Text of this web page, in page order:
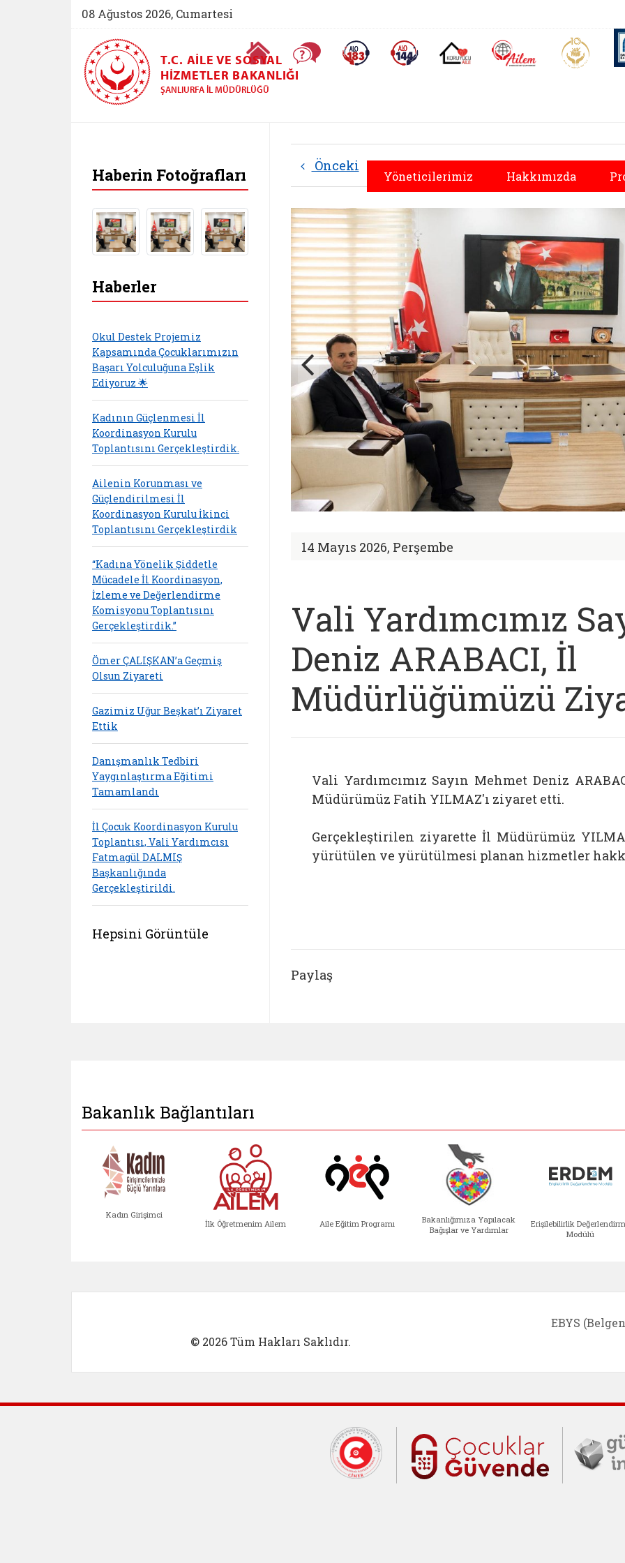
08 Ağustos 2026, Cumartesi
Ana Sayfa Sıkça Sorulan SorularAlo 183 (yeni sekmede açılır)Alo 144 (yeni sekmede açılır)Koruyucu Aile (yeni sekmede açılır)
AİLEM İletişim Aile ve
T.C. AILE VE SOSYAL
HIZMETLER BAKANLIĞI
ŞANLIURFA İL MÜDÜRLÜĞÜ
Yöneticilerimiz Hakkımızda
Önceki
14 Mayıs 2026, Perşembe
Vali Yardımcımız
Deniz ARABACI, İl
Müdürlüğümüzü
Vali Yardımcımız Sayın Mehmet Deniz
Müdürümüz Fatih YILMAZ'ı ziyaret etti.
Gerçekleştirilen ziyarette İl Müdürümüz
yürütülen ve yürütülmesi planan hizmetler
Paylaş
Haberin Fotoğrafları
Haberler
Okul Destek Projemiz
Kapsamında Çocuklarımızın
Başarı Yolculuğuna Eşlik
Ediyoruz 🌟
Kadının Güçlenmesi İl
Koordinasyon Kurulu
Toplantısını Gerçekleştirdik.
Ailenin Korunması ve
Güçlendirilmesi İl
Koordinasyon Kurulu İkinci
Toplantısını Gerçekleştirdik
“Kadına Yönelik Şiddetle
Mücadele İl Koordinasyon,
İzleme ve Değerlendirme
Komisyonu Toplantısını
Gerçekleştirdik.”
Ömer ÇALIŞKAN’a Geçmiş
Olsun Ziyareti
Gazimiz Uğur Beşkat’ı Ziyaret
Ettik
Danışmanlık Tedbiri
Yaygınlaştırma Eğitimi
Tamamlandı
İl Çocuk Koordinasyon Kurulu
Toplantısı, Vali Yardımcısı
Fatmagül DALMIŞ
Başkanlığında
Gerçekleştirildi.
Hepsini Görüntüle
Bakanlık Bağlantıları
Kadın Girişimci
İlk Öğretmenim Ailem Aile Eğitim Programı
Bakanlığımıza Yapılacak
Bağışlar ve Yardımlar
Erişilebilirlik
Modülü
© 2026 Tüm Hakları Saklıdır.
EBYS
Cumhurbaşkanlığı İletişim Merkezi
Çocuklar